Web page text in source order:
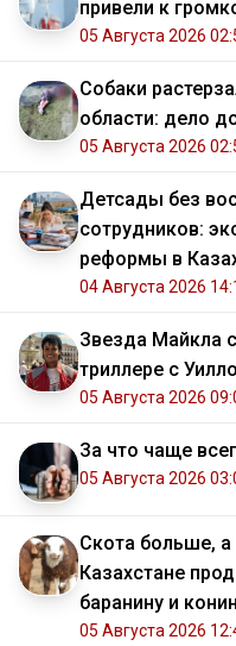
привели к
05 Августа 2026
Собаки
области: дело
05 Августа 2026
Детсады без
сотрудников:
реформы в
04 Августа 2026
Звезда Майкла
триллере с
05 Августа 2026
За что чаще
05 Августа 2026
Скота больше,
Казахстане
баранину и
05 Августа 2026